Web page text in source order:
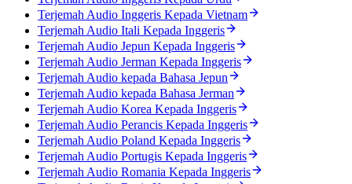
Terjemah Audio Inggeris Kepada Vietnam
Terjemah Audio Itali Kepada Inggeris
Terjemah Audio Jepun Kepada Inggeris
Terjemah Audio Jerman Kepada Inggeris
Terjemah Audio kepada Bahasa Jepun
Terjemah Audio kepada Bahasa Jerman
Terjemah Audio Korea Kepada Inggeris
Terjemah Audio Perancis Kepada Inggeris
Terjemah Audio Poland Kepada Inggeris
Terjemah Audio Portugis Kepada Inggeris
Terjemah Audio Romania Kepada Inggeris